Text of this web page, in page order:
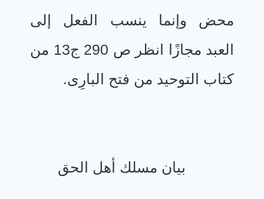
محض وإنما ينسب الفعل إلى
العبد مجازًا انظر ص 290 ج13 من
كتاب التوحيد من فتح البارِى.
بيان مسلك أهل الحق